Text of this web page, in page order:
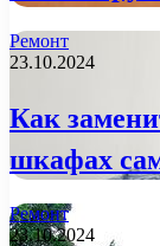
Ремонт
23.10.2024
Как
шкафах
Ремонт
23.10.2024